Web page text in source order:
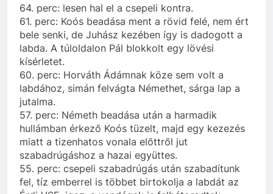
64. perc: lesen hal el a csepeli kontra.
61. perc: Koós beadása ment a rövid felé, nem ért
bele senki, de Juhász kezében így is dadogott a
labda. A túloldalon Pál blokkolt egy lövési
kísérletet.
60. perc: Horváth Ádámnak köze sem volt a
labdához, simán felvágta Némethet, sárga lap a
jutalma.
57. perc: Németh beadása után a harmadik
hullámban érkező Koós tüzelt, majd egy kezezés
miatt a tizenhatos vonala előttről jut
szabadrúgáshoz a hazai együttes.
55. perc: csepeli szabadrúgás után szabadítunk
fel, tíz emberrel is többet birtokolja a labdát az